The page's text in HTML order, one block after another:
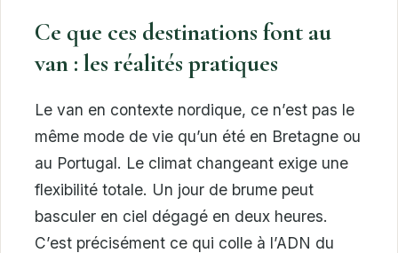
Ce que ces destinations font au
van : les réalités pratiques
Le van en contexte nordique, ce n’est pas le
même mode de vie qu’un été en Bretagne ou
au Portugal. Le climat changeant exige une
flexibilité totale. Un jour de brume peut
basculer en ciel dégagé en deux heures.
C’est précisément ce qui colle à l’ADN du